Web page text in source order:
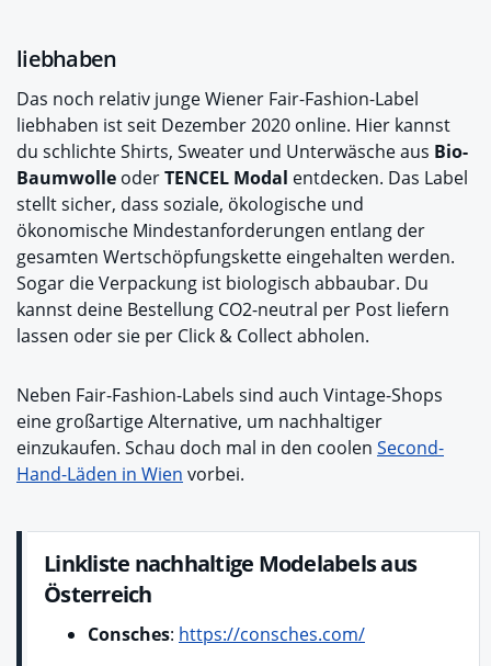
liebhaben
Das noch relativ junge Wiener Fair-Fashion-Label
liebhaben ist seit Dezember 2020 online. Hier kannst
du schlichte Shirts, Sweater und Unterwäsche aus Bio-
Baumwolle oderTENCEL Modal entdecken. Das Label
stellt sicher, dass soziale, ökologische und
ökonomische Mindestanforderungen entlang der
gesamten Wertschöpfungskette eingehalten werden.
Sogar die Verpackung ist biologisch abbaubar. Du
kannst deine Bestellung CO2-neutral per Post liefern
lassen oder sie per Click & Collect abholen.
Neben Fair-Fashion-Labels sind auch Vintage-Shops
eine großartige Alternative, um nachhaltiger
einzukaufen. Schau doch mal in den coolen Second-
Hand-Läden in Wien vorbei.
Linkliste nachhaltige Modelabels aus
Österreich
Consches: https://consches.com/